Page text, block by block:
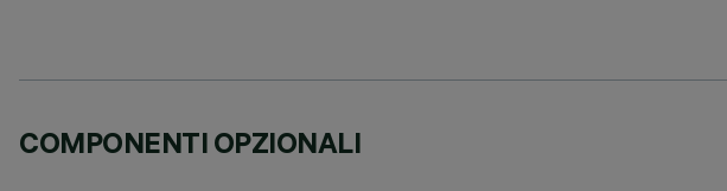
COMPONENTI OPZIONALI